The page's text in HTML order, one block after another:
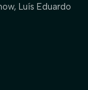
Luís Eduardo